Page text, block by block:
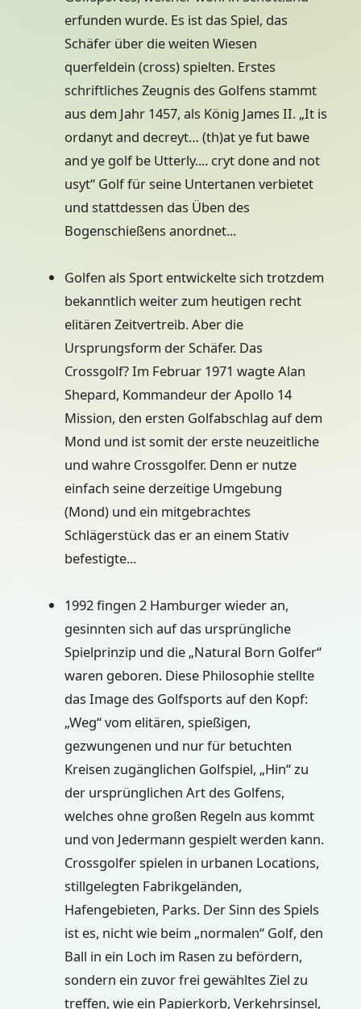
erfunden wurde. Es ist das Spiel, das
Schäfer über die weiten Wiesen
querfeldein (cross) spielten. Erstes
schriftliches Zeugnis des Golfens stammt
aus dem Jahr 1457, als König James II. „It is
ordanyt and decreyt… (th)at ye fut bawe
and ye golf be Utterly.... cryt done and not
usyt“ Golf für seine Untertanen verbietet
und stattdessen das Üben des
Bogenschießens anordnet...
Golfen als Sport entwickelte sich trotzdem
bekanntlich weiter zum heutigen recht
elitären Zeitvertreib. Aber die
Ursprungsform der Schäfer. Das
Crossgolf? Im Februar 1971 wagte Alan
Shepard, Kommandeur der Apollo 14
Mission, den ersten Golfabschlag auf dem
Mond und ist somit der erste neuzeitliche
und wahre Crossgolfer. Denn er nutze
einfach seine derzeitige Umgebung
(Mond) und ein mitgebrachtes
Schlägerstück das er an einem Stativ
befestigte...
1992 fingen 2 Hamburger wieder an,
gesinnten sich auf das ursprüngliche
Spielprinzip und die „Natural Born Golfer“
waren geboren. Diese Philosophie stellte
das Image des Golfsports auf den Kopf:
„Weg“ vom elitären, spießigen,
gezwungenen und nur für betuchten
Kreisen zugänglichen Golfspiel, „Hin“ zu
der ursprünglichen Art des Golfens,
welches ohne großen Regeln aus kommt
und von Jedermann gespielt werden kann.
Crossgolfer spielen in urbanen Locations,
stillgelegten Fabrikgeländen,
Hafengebieten, Parks. Der Sinn des Spiels
ist es, nicht wie beim „normalen“ Golf, den
Ball in ein Loch im Rasen zu befördern,
sondern ein zuvor frei gewähltes Ziel zu
treffen, wie ein Papierkorb, Verkehrsinsel,